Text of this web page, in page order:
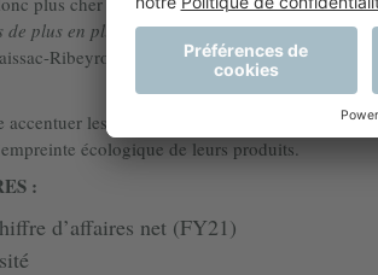
de plus en plus d’écoresponsabilité, même si
Ribeyrolles, Directrice du Marketing des
les efforts : la loi risque, dans les
écologique de leurs produits.
:
d’affaires net (FY21)